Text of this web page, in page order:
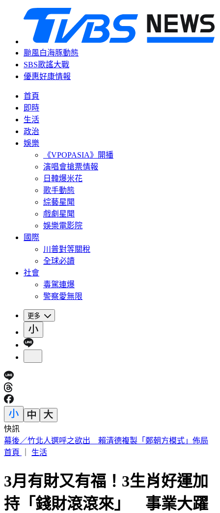
颱風白海豚動態
SBS歌謠大戰
優惠好康情報
首頁
即時
生活
政治
娛樂
《VPOPASIA》開播
演唱會搶票情報
日韓爆米花
歌手動態
綜藝星聞
戲劇星聞
娛樂電影院
國際
川普對等關稅
全球必讀
社會
毒駕連爆
警察愛無限
更多
快訊
林安可膝蓋受傷下二軍！7月打擊破3成 日媒：好事多磨
首頁
生活
3月有財又有福！3生肖好運加
持「錢財滾滾來」 事業大躍